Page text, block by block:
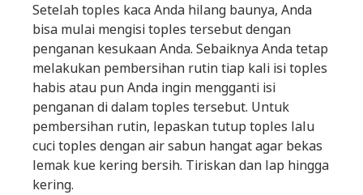
Setelah toples kaca Anda hilang baunya, Anda
bisa mulai mengisi toples tersebut dengan
penganan kesukaan Anda. Sebaiknya Anda tetap
melakukan pembersihan rutin tiap kali isi toples
habis atau pun Anda ingin mengganti isi
penganan di dalam toples tersebut. Untuk
pembersihan rutin, lepaskan tutup toples lalu
cuci toples dengan air sabun hangat agar bekas
lemak kue kering bersih. Tiriskan dan lap hingga
kering.